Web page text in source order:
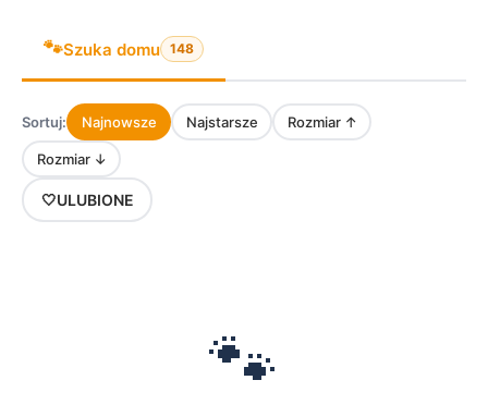
🐾Szuka domu 148
Sortuj: Najnowsze Najstarsze Rozmiar ↑
Rozmiar ↓
🤍ULUBIONE
🐾